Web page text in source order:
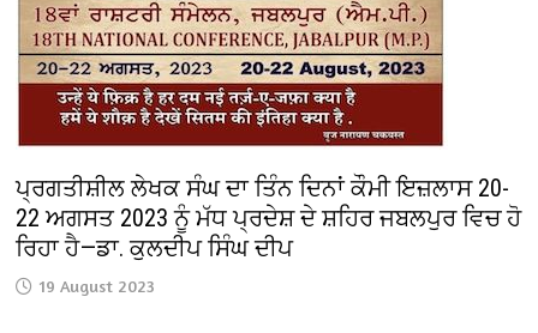
ਪ੍ਰਗਤੀਸ਼ੀਲ ਲੇਖਕ ਸੰਘ ਦਾ ਤਿੰਨ ਦਿਨਾਂ ਕੌਮੀ ਇਜ਼ਲਾਸ 20-
22 ਅਗਸਤ 2023 ਨੂੰ ਮੱਧ ਪ੍ਰਦੇਸ਼ ਦੇ ਸ਼ਹਿਰ ਜਬਲਪੁਰ ਵਿਚ ਹੋ
ਰਿਹਾ ਹੈ—ਡਾ. ਕੁਲਦੀਪ ਸਿੰਘ ਦੀਪ
19 August 2023